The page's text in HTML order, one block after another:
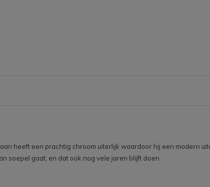
heeft een prachtig chroom uiterlijk waardoor hij een modern
soepel gaat, en dat ook nog vele jaren blijft doen.